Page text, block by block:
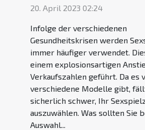
20. April 2023 02:24
Infolge der verschiedenen
Gesundheitskrisen werden
immer häufiger verwendet.
einem explosionsartigen
Verkaufszahlen geführt. Da es
verschiedene Modelle gibt,
sicherlich schwer, Ihr
auszuwählen. Was sollten Sie
Auswahl...